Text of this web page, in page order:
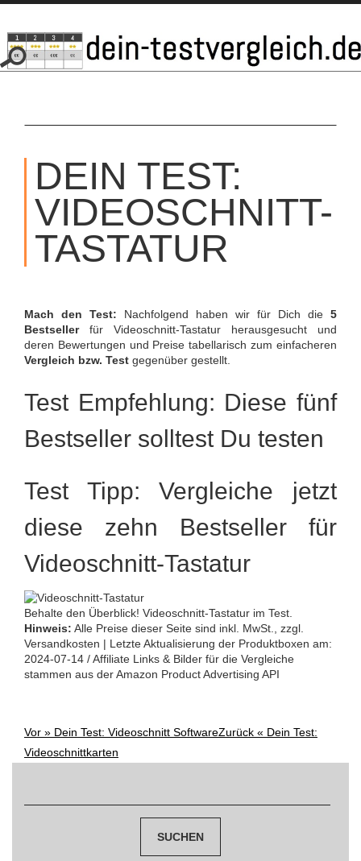
SKIP
CONTENT
DEIN TEST:
VIDEOSCHNITT-
TASTATUR
Mach den Test: Nachfolgend haben wir für Dich die 5
Bestsellerfür Videoschnitt-Tastatur herausgesucht und
deren Bewertungen und Preise tabellarisch zum einfacheren
Vergleich bzw. Test gegenüber gestellt.
Test Empfehlung: Diese fünf
Bestseller solltest Du testen
Test Tipp: Vergleiche jetzt
diese zehn Bestseller für
Videoschnitt-Tastatur
Behalte den Überblick! Videoschnitt-Tastatur im Test.
Hinweis: Alle Preise dieser Seite sind inkl. MwSt., zzgl.
Versandkosten | Letzte Aktualisierung der Produktboxen am:
2024-07-14 / Affiliate Links & Bilder für die Vergleiche
stammen aus der Amazon Product Advertising API
Post
Vor » Dein Test: Videoschnitt SoftwareZurück « Dein Test:
Videoschnittkarten